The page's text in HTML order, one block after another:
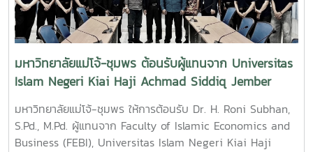
จัดการมหาวิทยาลัยราชภัฏสวนสุนันทา
มหาวิทยาลัยแม่โจ้-ชุมพร ต้อนรับผู้แทนจาก Universitas
Islam Negeri Kiai Haji Achmad Siddiq Jember
สาธารณรัฐอินโดนีเซีย กระชับความร่วมมือทางวิชาการ
ระหว่างประเทศ
มหาวิทยาลัยแม่โจ้-ชุมพร ให้การต้อนรับ Dr. H. Roni Subhan,
S.Pd., M.Pd. ผู้แทนจาก Faculty of Islamic Economics and
Business (FEBI), Universitas Islam Negeri Kiai Haji